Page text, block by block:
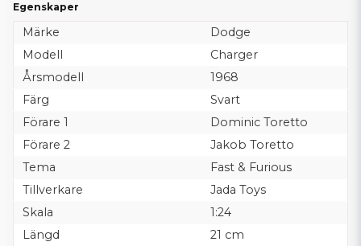
Egenskaper
Märke
Dodge
Modell
Charger
Årsmodell
1968
Färg
Svart
Förare 1
Dominic Toretto
Förare 2
Jakob Toretto
Tema
Fast & Furious
Tillverkare
Jada Toys
Skala
1:24
Längd
21 cm